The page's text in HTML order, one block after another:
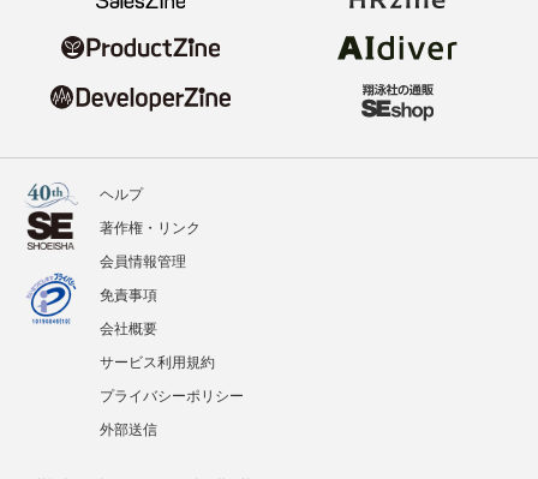
ヘルプ
著作権・リンク
会員情報管理
免責事項
会社概要
サービス利用規約
プライバシーポリシー
外部送信